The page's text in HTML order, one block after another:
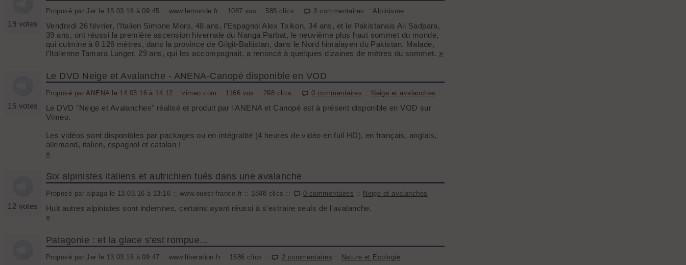
19 votes
Proposé par Jer le 15.03.16 à 09:45 :: www.lemonde.fr :: 1087 vus :: 585 clics :: 3 commentaires :: Alpinisme
Vendredi 26 février, l’Italien Simone Moro, 48 ans, l’Espagnol Alex Txikon, 34 ans, et le Pakistanais Ali Sadpara,
39 ans, ont réussi la première ascension hivernale du Nanga Parbat, le neuvième plus haut sommet du monde,
qui culmine à 8 126 mètres, dans la province de Gilgit-Baltistan, dans le Nord himalayen du Pakistan. Malade,
l’Italienne Tamara Lunger, 29 ans, qui les accompagnait, a renoncé à quelques dizaines de mètres du sommet. »
15 votes
Le DVD Neige et Avalanche - ANENA-Canopé disponible en VOD
Proposé par ANENA le 14.03.16 à 14:12 :: vimeo.com :: 1166 vus :: 298 clics :: 0 commentaires :: Neige et avalanches
Le DVD "Neige et Avalanches" réalisé et produit par l'ANENA et Canopé est à présent disponible en VOD sur
Vimeo.
Les vidéos sont disponibles par packages ou en intégralité (4 heures de vidéo en full HD), en français, anglais,
allemand, italien, espagnol et catalan !
»
12 votes
Six alpinistes italiens et autrichien tués dans une avalanche
Proposé par alpaga le 13.03.16 à 13:16 :: www.ouest-france.fr :: 1848 clics :: 0 commentaires :: Neige et avalanches
Huit autres alpinistes sont indemnes, certains ayant réussi à s'extraire seuls de l'avalanche.
»
Patagonie : et la glace s'est rompue...
Proposé par Jer le 13.03.16 à 09:47 :: www.liberation.fr :: 1686 clics :: 2 commentaires :: Nature et Ecologie